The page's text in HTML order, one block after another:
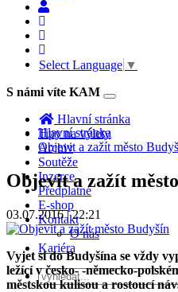
Select Language ▼
S námi víte KAM
Toggle
navigation
Hlavní stránka
Tipy na výlety
Archiv
Soutěže
Inzerce
Předplatné
E-shop
Kontakt
O nás
Kariéra
Hlavní stránka
Objevit a zažít město
Objevit a zažít
03.07.2016 | 22:21
Vyjet si do Budyšína se vždy
ležící v česko- -německo-
městskou kulisou a rostoucí